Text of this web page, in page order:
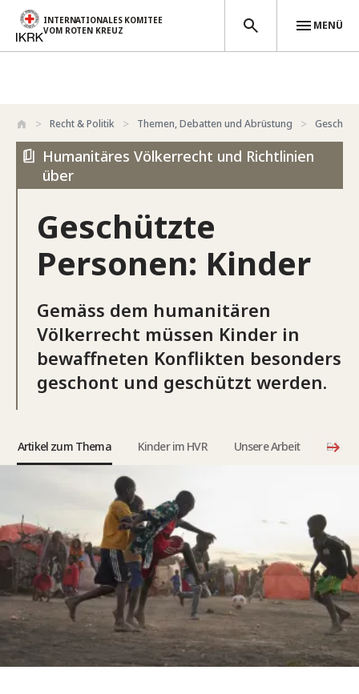
Direkt zum Inhalt
INTERNATIONALES KOMITEE
VOM ROTEN KREUZ
MENÜ
Recht & Politik Themen, Debatten und Abrüstung
Humanitäres Völkerrecht und Richtlinien
über
Geschützte
Personen: Kinder
Gemäss dem humanitären
Völkerrecht müssen Kinder in
bewaffneten Konflikten besonders
geschont und geschützt werden.
Artikel zum Thema Kinder im HVR Unsere Arbeit